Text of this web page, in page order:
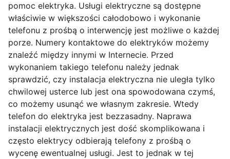
pomoc elektryka. Usługi elektryczne są dostępne
właściwie w większości całodobowo i wykonanie
telefonu z prośbą o interwencję jest możliwe o każdej
porze. Numery kontaktowe do elektryków możemy
znaleźć między innymi w Internecie. Przed
wykonaniem takiego telefonu należy jednak
sprawdzić, czy instalacja elektryczna nie uległa tylko
chwilowej usterce lub jest ona spowodowana czymś,
co możemy usunąć we własnym zakresie. Wtedy
telefon do elektryka jest bezzasadny. Naprawa
instalacji elektrycznych jest dość skomplikowana i
często elektrycy odbierają telefony z prośbą o
wycenę ewentualnej usługi. Jest to jednak w tej